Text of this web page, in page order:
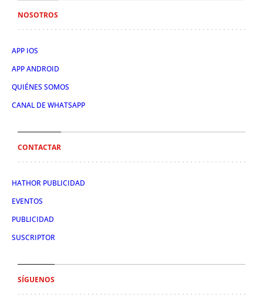
NOSOTROS
APP IOS
APP ANDROID
QUIÉNES SOMOS
CANAL DE WHATSAPP
CONTACTAR
HATHOR PUBLICIDAD
EVENTOS
PUBLICIDAD
SUSCRIPTOR
SÍGUENOS